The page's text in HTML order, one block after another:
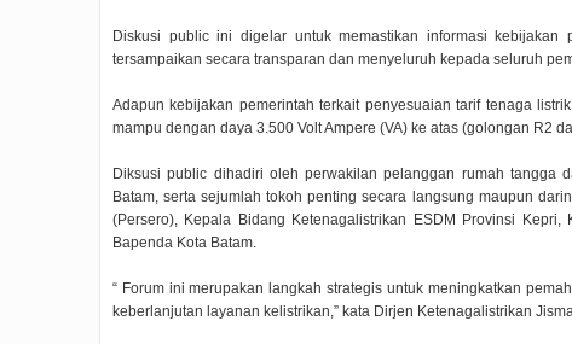
Diskusi public ini digelar untuk memastikan informasi kebijakan
tersampaikan secara transparan dan menyeluruh kepada seluruh
Adapun kebijakan pemerintah terkait penyesuaian tarif tenaga
mampu dengan daya 3.500 Volt Ampere (VA) ke atas (golongan R2
Diksusi public dihadiri oleh perwakilan pelanggan rumah tangga
Batam, serta sejumlah tokoh penting secara langsung maupun
(Persero), Kepala Bidang Ketenagalistrikan ESDM Provinsi
Bapenda Kota Batam.
“ Forum ini merupakan langkah strategis untuk meningkatkan
keberlanjutan layanan kelistrikan,” kata Dirjen Ketenagalistrikan